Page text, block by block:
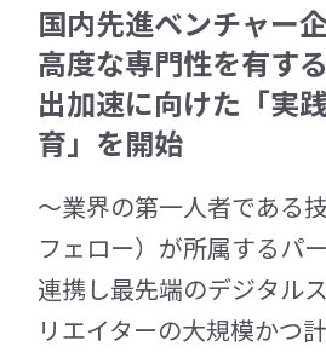
国内先進ベンチャー
高度な専門性を有す
出加速に向けた「実
育」を開始
～業界の第一人者である
フェロー）が所属するパ
連携し最先端のデジタル
リエイターの大規模かつ